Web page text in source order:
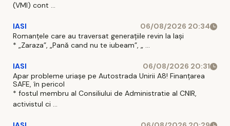
(VMI) cont ...
IASI
06/08/2026 20:34
Romanțele care au traversat generațiile revin la Iași
* „Zaraza”, „Pană cand nu te iubeam”, „ ...
IASI
06/08/2026 20:31
Apar probleme uriașe pe Autostrada Unirii A8! Finanțarea
SAFE, în pericol
* fostul membru al Consiliului de Administratie al CNIR,
activistul ci ...